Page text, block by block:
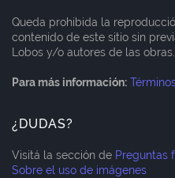
Queda prohibida la
contenido de este sitio sin
Lobos y/o autores de las obras.
Para más información:
¿DUDAS?
Visitá la sección de Preguntas
Sobre el uso de imágenes